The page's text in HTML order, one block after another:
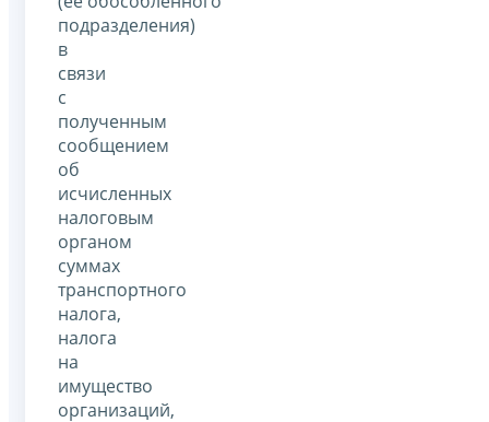
подразделения)
в
связи
с
полученным
сообщением
об
исчисленных
налоговым
органом
суммах
транспортного
налога,
налога
на
имущество
организаций,